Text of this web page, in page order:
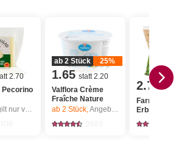
2.70
Pecorino
Angebot gilt nur vom 6.8. bis 12.8.2026, solange Vorrat.
ab 2 Stück 25%
1.65 statt 2.20
Valflora Crème
Fraîche Nature
ab 2 Stück,Angebot gilt nur vom 6.8. bis 12.8.2026, solange Vorrat.
2.75
Farmer's Best
Erbsen